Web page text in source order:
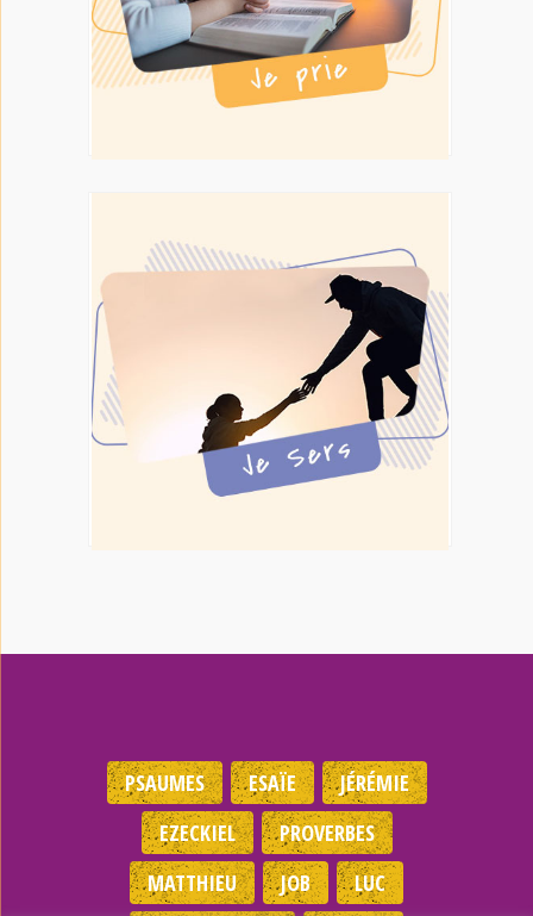
PSAUMES ESAÏE
JÉRÉMIE
EZECKIEL
PROVERBES
MATTHIEU
JOB LUC